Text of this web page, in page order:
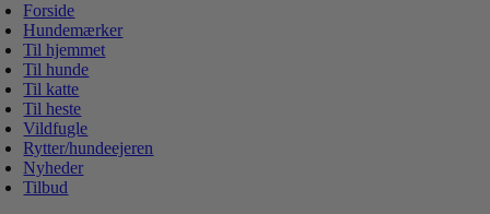
Forside
Hundemærker
Til hjemmet
Til hunde
Til katte
Til heste
Vildfugle
Rytter/hundeejeren
Nyheder
Tilbud